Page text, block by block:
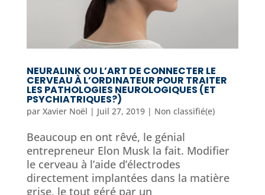
NEURALINK OU L’ART DE CONNECTER LE
CERVEAU À L’ORDINATEUR POUR TRAITER
LES PATHOLOGIES NEUROLOGIQUES (ET
PSYCHIATRIQUES?)
par Xavier Noël | Juil 27, 2019| Non classifié(e)
Beaucoup en ont rêvé, le génial
entrepreneur Elon Musk la fait. Modifier
le cerveau à l’aide d’électrodes
directement implantées dans la matière
grise, le tout géré par un